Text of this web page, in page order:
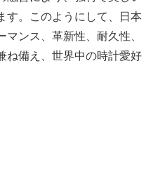
す。このようにして、日本
ンス、革新性、耐久性、
ね備え、世界中の時計愛好